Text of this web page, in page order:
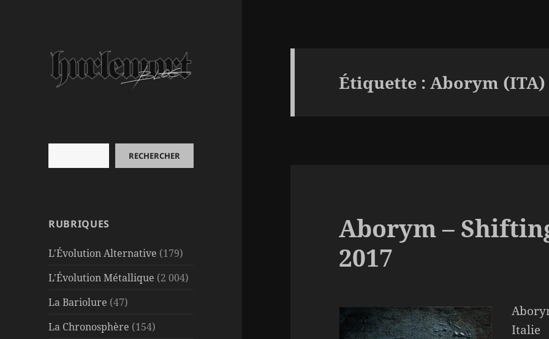
RECHERCHER
RUBRIQUES
L'Évolution Alternative (179)
L'Évolution Métallique (2 004)
La Bariolure (47)
La Chronosphère (154)
Étiquette :Aborym (ITA)
Aborym –
2017
Italie